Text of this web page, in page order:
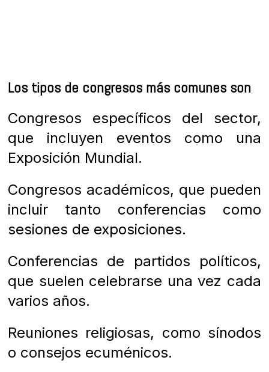
Los tipos de congresos más comunes son
Congresos específicos del sector,
que incluyen eventos como una
Exposición Mundial.
Congresos académicos, que pueden
incluir tanto conferencias como
sesiones de exposiciones.
Conferencias de partidos políticos,
que suelen celebrarse una vez cada
varios años.
Reuniones religiosas, como sínodos
o consejos ecuménicos.